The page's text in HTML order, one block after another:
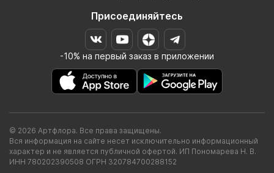
Присоединяйтесь
-10% на первый заказ в приложении
© 2026 Артфлора. Все права защищены.
Вся информация на сайте несет исключительно информационный
характер и не является публичной офертой. ИП Пономарева Н. В.
ИНН 780202390508 ОГРН 320784700288152